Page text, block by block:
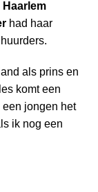
Haarlem
had haar
als prins en
komt een
jongen het
ik nog een